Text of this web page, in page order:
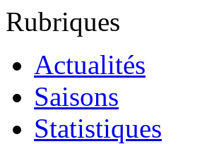
Rubriques
Actualités
Saisons
Statistiques